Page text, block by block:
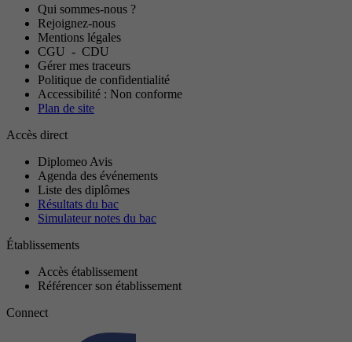
Qui sommes-nous ?
Rejoignez-nous
Mentions légales
CGU - CDU
Gérer mes traceurs
Politique de confidentialité
Accessibilité : Non conforme
Plan de site
Accès direct
Diplomeo Avis
Agenda des événements
Liste des diplômes
Résultats du bac
Simulateur notes du bac
Établissements
Accès établissement
Référencer son établissement
Connect